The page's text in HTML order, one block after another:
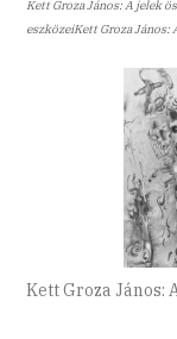
Kett Groza János: A jelek
eszközeiKett Groza
Kett Groza János: